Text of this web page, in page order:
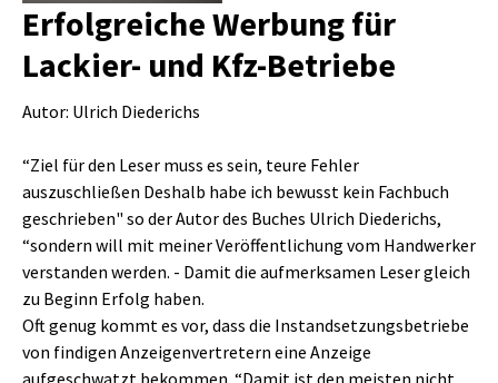
Erfolgreiche Werbung für
Lackier- und Kfz-Betriebe
Autor: Ulrich Diederichs
“Ziel für den Leser muss es sein, teure Fehler
auszuschließen Deshalb habe ich bewusst kein Fachbuch
geschrieben" so der Autor des Buches Ulrich Diederichs,
“sondern will mit meiner Veröffentlichung vom Handwerker
verstanden werden. - Damit die aufmerksamen Leser gleich
zu Beginn Erfolg haben.
Oft genug kommt es vor, dass die Instandsetzungsbetriebe
von findigen Anzeigenvertretern eine Anzeige